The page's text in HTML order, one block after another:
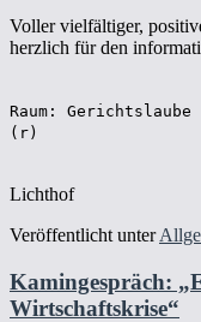
Voller vielfältiger,
herzlich für den
Raum:
(r)
Lichthof
Veröffentlicht unter
Kamingespräch:
Wirtschaftskrise“